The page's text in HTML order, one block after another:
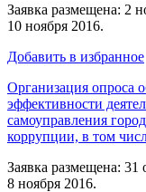
Заявка размещена: 2
10 ноября 2016.
Добавить в избранное
Организация опроса
эффективности
самоуправления
коррупции, в том
Заявка размещена: 31
8 ноября 2016.